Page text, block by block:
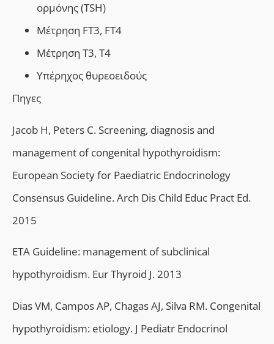
ορμόνης (TSH)
Μέτρηση FT3, FT4
Μέτρηση T3, T4
Υπέρηχος θυρεοειδούς
Πηγες
Jacob H, Peters C. Screening, diagnosis and
management of congenital hypothyroidism:
European Society for Paediatric Endocrinology
Consensus Guideline. Arch Dis Child Educ Pract Ed.
2015
ETA Guideline: management of subclinical
hypothyroidism. Eur Thyroid J. 2013
Dias VM, Campos AP, Chagas AJ, Silva RM. Congenital
hypothyroidism: etiology. J Pediatr Endocrinol